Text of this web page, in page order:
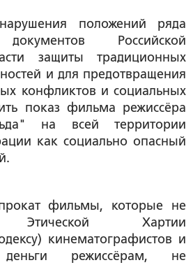
положений ряда
документов Российской
защиты традиционных
и для предотвращения
конфликтов и социальных
показ фильма режиссёра
на всей территории
как социально опасный
фильмы, которые не
Этической Хартии
кинематографистов и
режиссёрам, не